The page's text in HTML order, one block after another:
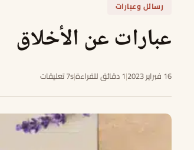
رسائل وعبارات
عبارات عن الأخلاق
16 فبراير 2023 |1 دقائق للقراءة |7s تعليقات